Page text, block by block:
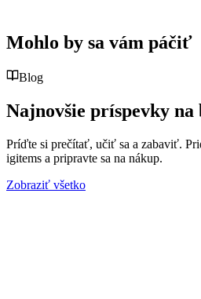
Mohlo by sa vám páčiť
Blog
Najnovšie príspevky na
Príďte si prečítať, učiť sa a zabaviť.
igitems a pripravte sa na nákup.
Zobraziť všetko